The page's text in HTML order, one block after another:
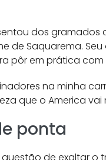
dos gramados
de Saquarema.
pôr em prática com
na minha
que o America vai
ponta
de exaltar o